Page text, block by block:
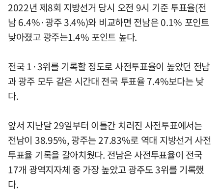
2022년 제8회 지방선거 당시 오전 9시 기준 투표율(전
남 6.4%·광주 3.4%)와 비교하면 전남은 0.1% 포인트
낮아졌고 광주는1.4% 포인트 높다.
전국 1·3위를 기록할 정도로 사전투표율이 높았던 전남
과 광주 모두 같은 시간대 전국 투표율 7.4%보다는 낮
다.
앞서 지난달 29일부터 이틀간 치러진 사전투표에서는
전남이 38.95%, 광주는 27.83%로 역대 지방선거 사전
투표율 기록을 갈아치웠다. 전남은 사전투표율이 전국
17개 광역지자체 중 가장 높았고 광주도 3위를 기록했
다.